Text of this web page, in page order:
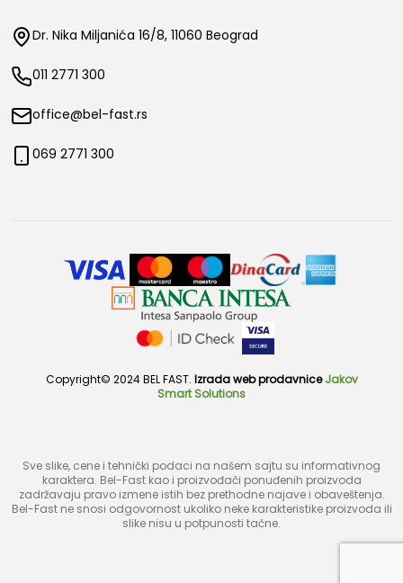
Dr. Nika Miljanića 16/8, 11060 Beograd
011 2771 300
office@bel-fast.rs
069 2771 300
Copyright© 2024 BEL FAST. Izrada web prodavnice Jakov
Smart Solutions
Sve slike, cene i tehnički podaci na našem sajtu su informativnog
karaktera. Bel-Fast kao i proizvođači ponuđenih proizvoda
zadržavaju pravo izmene istih bez prethodne najave i obaveštenja.
Bel-Fast ne snosi odgovornost ukoliko neke karakteristike proizvoda ili
slike nisu u potpunosti tačne.